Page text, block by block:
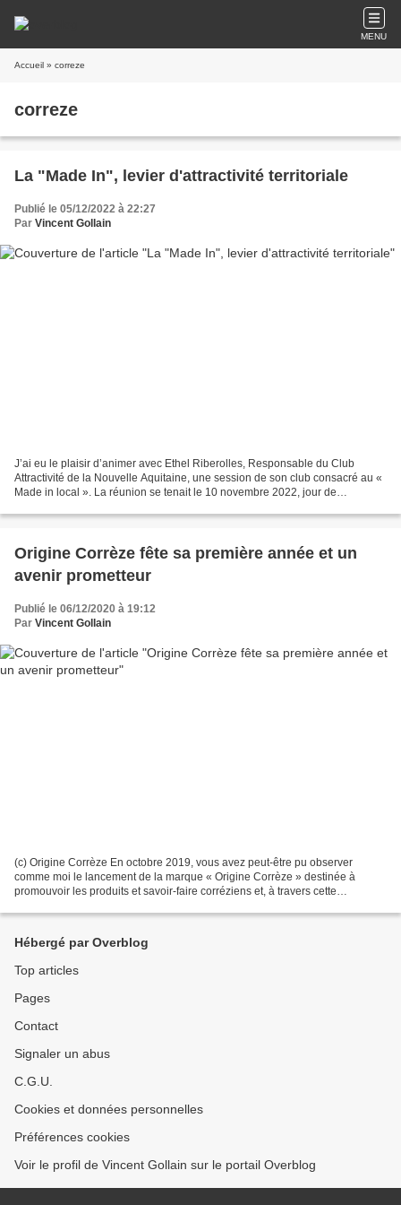
MENU
Accueil » correze
correze
La "Made In", levier d'attractivité territoriale
Publié le 05/12/2022 à 22:27
Par Vincent Gollain
J’ai eu le plaisir d’animer avec Ethel Riberolles, Responsable du Club
Attractivité de la Nouvelle Aquitaine, une session de son club consacré au «
Made in local ». La réunion se tenait le 10 novembre 2022, jour de
Origine Corrèze fête sa première année et un
avenir prometteur
Publié le 06/12/2020 à 19:12
Par Vincent Gollain
(c) Origine Corrèze En octobre 2019, vous avez peut-être pu observer
comme moi le lancement de la marque « Origine Corrèze » destinée à
promouvoir les produits et savoir-faire corréziens et, à travers cette
Hébergé par Overblog
Top articles
Pages
Contact
Signaler un abus
C.G.U.
Cookies et données personnelles
Préférences cookies
Voir le profil de Vincent Gollain sur le portail Overblog